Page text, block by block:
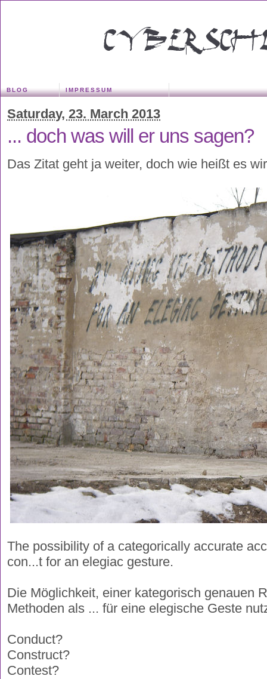
BLOG IMPRESSUM
Saturday, 23. March 2013
... doch was will er uns sagen?
Das Zitat geht ja weiter, doch wie heißt es
The possibility of a categorically accurate
con...t for an elegiac gesture.
Die Möglichkeit, einer kategorisch genauen
Methoden als ... für eine elegische Geste
Conduct?
Construct?
Contest?